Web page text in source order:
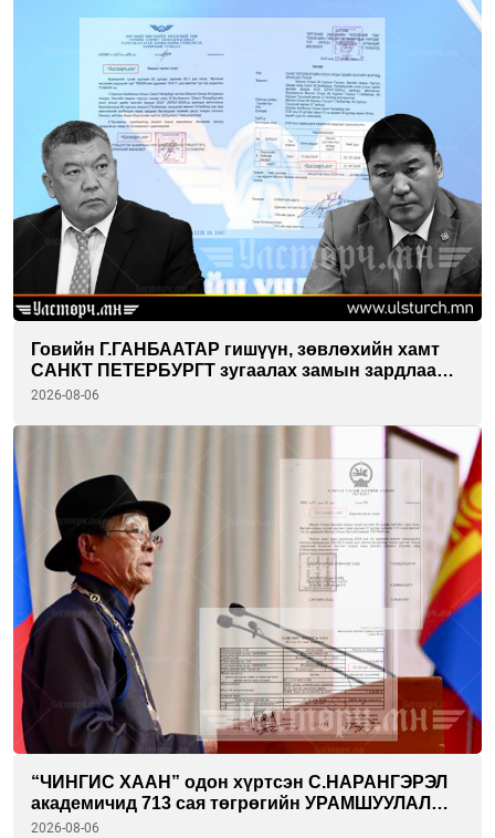
Говийн Г.ГАНБААТАР гишүүн, зөвлөхийн хамт
САНКТ ПЕТЕРБУРГТ зугаалах замын зардлаа
“ИНҮТ” ТӨХХК даажээ
2026-08-06
“ЧИНГИС ХААН” одон хүртсэн С.НАРАНГЭРЭЛ
академичид 713 сая төгрөгийн УРАМШУУЛАЛ
олгожээ
2026-08-06